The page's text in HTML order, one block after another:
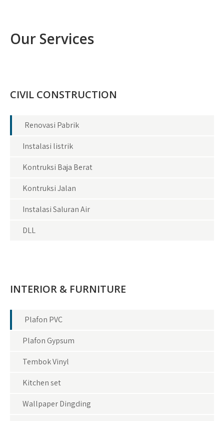
Our Services
CIVIL CONSTRUCTION
Renovasi Pabrik
Instalasi listrik
Kontruksi Baja Berat
Kontruksi Jalan
Instalasi Saluran Air
DLL
INTERIOR & FURNITURE
Plafon PVC
Plafon Gypsum
Tembok Vinyl
Kitchen set
Wallpaper Dingding